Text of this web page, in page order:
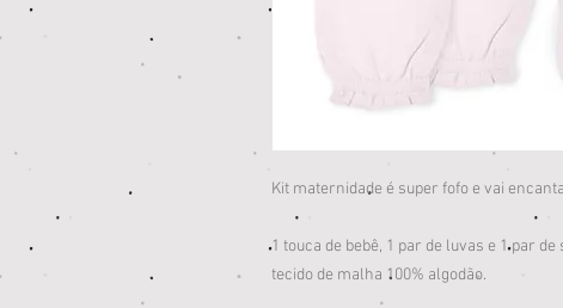
Kit maternidade é super fofo e vai
1 touca de bebê, 1 par de luvas e 1 par
tecido de malha 100% algodão.